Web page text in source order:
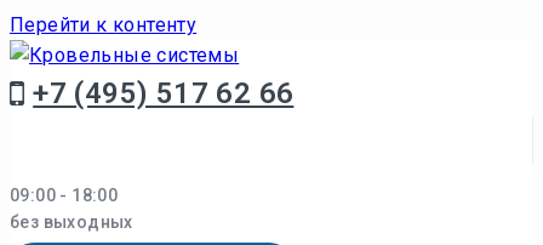
Перейти к контенту
+7 (495) 517 62 66
09:00 - 18:00
без выходных